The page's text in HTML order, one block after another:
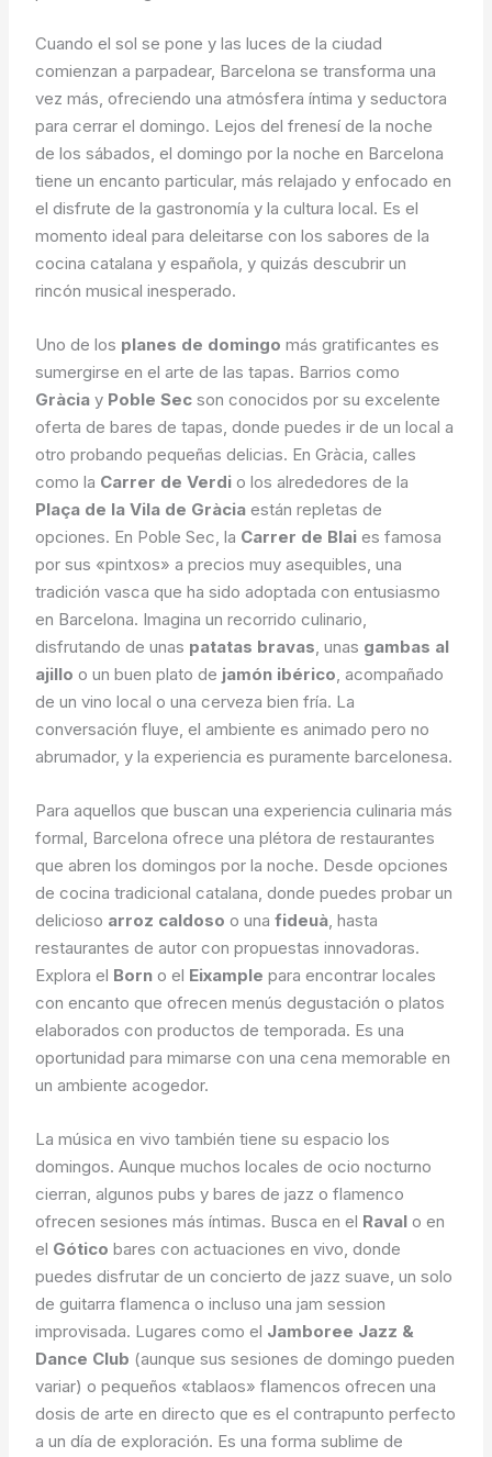
Cuando el sol se pone y las luces de la ciudad
comienzan a parpadear, Barcelona se transforma una
vez más, ofreciendo una atmósfera íntima y seductora
para cerrar el domingo. Lejos del frenesí de la noche
de los sábados, el domingo por la noche en Barcelona
tiene un encanto particular, más relajado y enfocado en
el disfrute de la gastronomía y la cultura local. Es el
momento ideal para deleitarse con los sabores de la
cocina catalana y española, y quizás descubrir un
rincón musical inesperado.
Uno de los planes de domingo más gratificantes es
sumergirse en el arte de las tapas. Barrios como
Gràcia y Poble Sec son conocidos por su excelente
oferta de bares de tapas, donde puedes ir de un local a
otro probando pequeñas delicias. En Gràcia, calles
como la Carrer de Verdi o los alrededores de la
Plaça de la Vila de Gràcia están repletas de
opciones. En Poble Sec, la Carrer de Blai es famosa
por sus «pintxos» a precios muy asequibles, una
tradición vasca que ha sido adoptada con entusiasmo
en Barcelona. Imagina un recorrido culinario,
disfrutando de unas patatas bravas, unas gambas al
ajillo o un buen plato de jamón ibérico, acompañado
de un vino local o una cerveza bien fría. La
conversación fluye, el ambiente es animado pero no
abrumador, y la experiencia es puramente barcelonesa.
Para aquellos que buscan una experiencia culinaria más
formal, Barcelona ofrece una plétora de restaurantes
que abren los domingos por la noche. Desde opciones
de cocina tradicional catalana, donde puedes probar un
delicioso arroz caldoso o unafideuà, hasta
restaurantes de autor con propuestas innovadoras.
Explora el Born o el Eixample para encontrar locales
con encanto que ofrecen menús degustación o platos
elaborados con productos de temporada. Es una
oportunidad para mimarse con una cena memorable en
un ambiente acogedor.
La música en vivo también tiene su espacio los
domingos. Aunque muchos locales de ocio nocturno
cierran, algunos pubs y bares de jazz o flamenco
ofrecen sesiones más íntimas. Busca en el Raval o en
el Gótico bares con actuaciones en vivo, donde
puedes disfrutar de un concierto de jazz suave, un solo
de guitarra flamenca o incluso una jam session
improvisada. Lugares como el Jamboree Jazz &
Dance Club (aunque sus sesiones de domingo pueden
variar) o pequeños «tablaos» flamencos ofrecen una
dosis de arte en directo que es el contrapunto perfecto
a un día de exploración. Es una forma sublime de